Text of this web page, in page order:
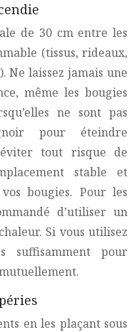
de 30 cm entre les
(tissus, rideaux,
Ne laissez jamais une
même les bougies
ne sont pas
pour éteindre
tout risque de
stable et
bougies. Pour les
d’utiliser un
Si vous utilisez
suffisamment pour
en les plaçant sous